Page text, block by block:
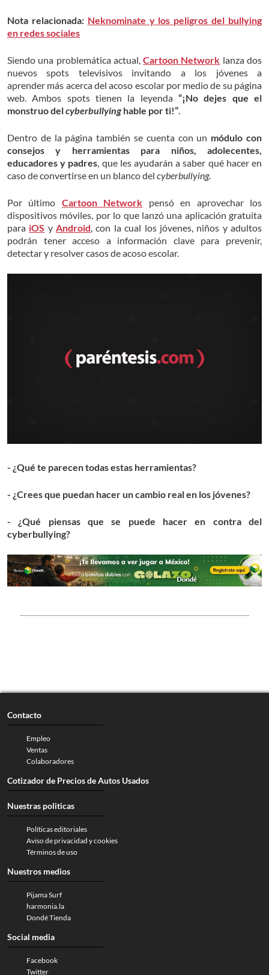
Nota relacionada: Neknominate y los peligros del bullying
en redes sociales
Siendo una problemática actual,Cartoon Network lanza dos
nuevos spots televisivos invitando a los jóvenes a
aprender más acerca del acoso escolar por medio de su página
web. Ambos spots tienen la leyenda “¡No dejes que el
monstruo delcyberbullying hable por ti!”.
Dentro de la página también se cuenta con un módulo con
consejos y herramientas para niños, adolecentes,
educadores y padres, que les ayudarán a saber qué hacer en
caso de convertirse en un blanco del cyberbullying.
Por último Cartoon Network pensó en aprovechar los
dispositivos móviles, por lo que lanzó una aplicación gratuita
para iOS yAndroid, con la cual los jóvenes, niños y adultos
podrán tener acceso a información clave para prevenir,
detectar y resolver casos de acoso escolar.
- ¿Qué te parecen todas estas herramientas?
- ¿Crees que puedan hacer un cambio real en los jóvenes?
- ¿Qué piensas que se puede hacer en contra del
cyberbullying?
Contacto
Empleo
Ventas
Colaboradores
Cotizador de Precios de Autos Usados
Nuestras politicas
Políticas editoriales
Aviso de privacidad y cookies
Términos de uso
Nuestros medios
Pijama Surf
harmonia.la
Dondé Tienda
Social media
Facebook
Twitter